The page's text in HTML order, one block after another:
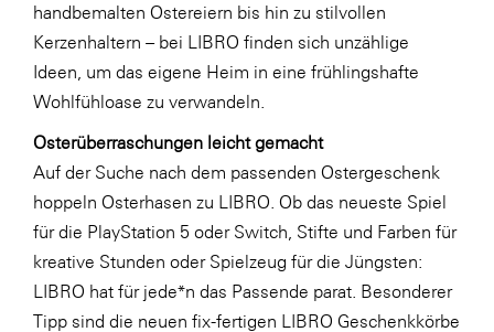
MTH Retail Group
OMV
OptimaMed
PAGRO
PHH Rechtsanwält:innen
Primark
Salesforce
handbemalten Ostereiern bis hin zu stilvollen
Kerzenhaltern – bei LIBRO finden sich unzählige
Ideen, um das eigene Heim in eine frühlingshafte
Wohlfühloase zu verwandeln.
Osterüberraschungen leicht gemacht
Auf der Suche nach dem passenden Ostergeschenk
hoppeln Osterhasen zu LIBRO. Ob das neueste Spiel
für die PlayStation 5 oder Switch, Stifte und Farben für
kreative Stunden oder Spielzeug für die Jüngsten:
LIBRO hat für jede*n das Passende parat. Besonderer
Tipp sind die neuen fix-fertigen LIBRO Geschenkkörbe